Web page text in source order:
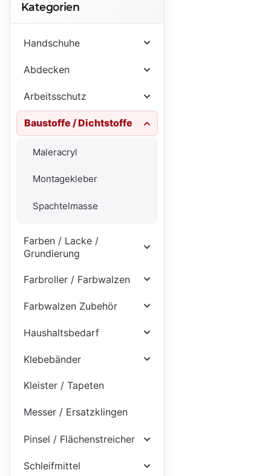
Kategorien
Handschuhe
Abdecken
Arbeitsschutz
Baustoffe / Dichtstoffe
Maleracryl
Montagekleber
Spachtelmasse
Farben / Lacke /
Grundierung
Farbroller / Farbwalzen
Farbwalzen Zubehör
Haushaltsbedarf
Klebebänder
Kleister / Tapeten
Messer / Ersatzklingen
Pinsel / Flächenstreicher
Schleifmittel